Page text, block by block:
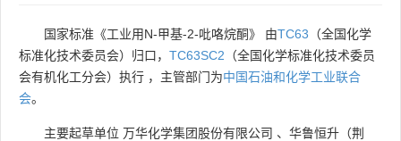
国外标准 技术委员会
国家标准《工业用N-甲基-2-吡咯烷酮》 由TC63 （全国化学
标准化技术委员会）归口， TC63SC2 （全国化学标准化技术委员
会有机化工分会）执行 ，主管部门为中国石油和化学工业联合
会。
主要起草单位 万华化学集团股份有限公司 、 华鲁恒升（荆